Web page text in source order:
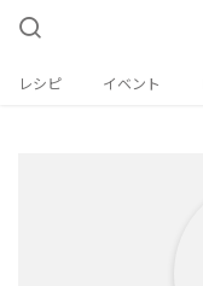
レシピ イベント